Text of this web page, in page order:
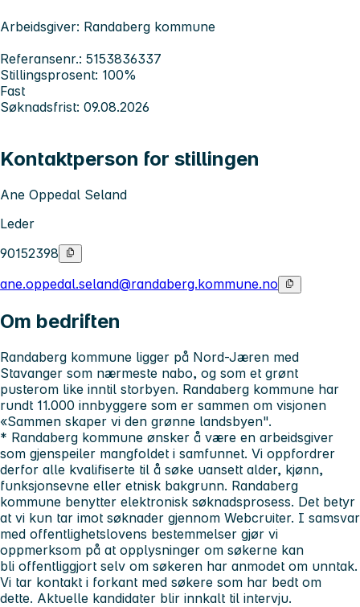
Arbeidsgiver: Randaberg kommune
Referansenr.: 5153836337
Stillingsprosent: 100%
Fast
Søknadsfrist: 09.08.2026
Kontaktperson for stillingen
Ane Oppedal Seland
Leder
90152398
ane.oppedal.seland@randaberg.kommune.no
Om bedriften
Randaberg kommune ligger på Nord-Jæren med
Stavanger som nærmeste nabo, og som et grønt
pusterom like inntil storbyen. Randaberg kommune har
rundt 11.000 innbyggere som er sammen om visjonen
«Sammen skaper vi den grønne landsbyen".
* Randaberg kommune ønsker å være en arbeidsgiver
som gjenspeiler mangfoldet i samfunnet. Vi oppfordrer
derfor alle kvalifiserte til å søke uansett alder, kjønn,
funksjonsevne eller etnisk bakgrunn. Randaberg
kommune benytter elektronisk søknadsprosess. Det betyr
at vi kun tar imot søknader gjennom Webcruiter. I samsvar
med offentlighetslovens bestemmelser gjør vi
oppmerksom på at opplysninger om søkerne kan
bli offentliggjort selv om søkeren har anmodet om unntak.
Vi tar kontakt i forkant med søkere som har bedt om
dette. Aktuelle kandidater blir innkalt til intervju.